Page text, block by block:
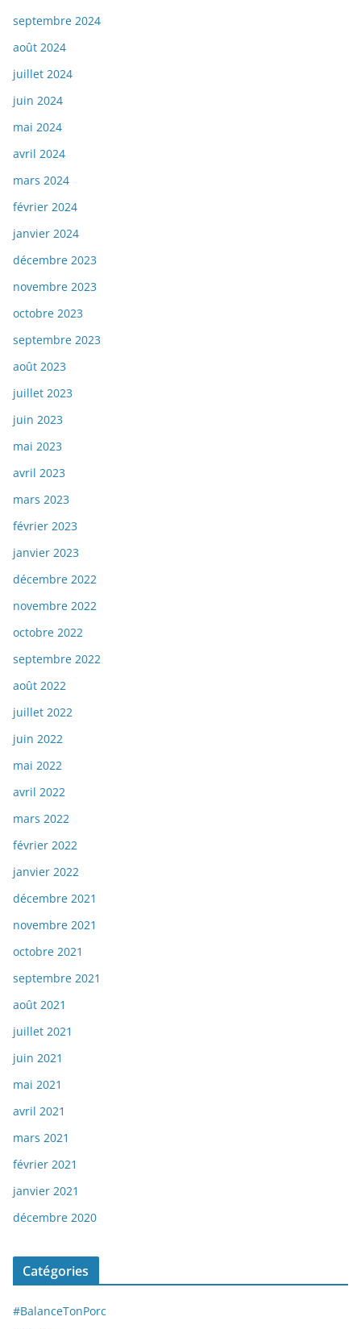
septembre 2024
août 2024
juillet 2024
juin 2024
mai 2024
avril 2024
mars 2024
février 2024
janvier 2024
décembre 2023
novembre 2023
octobre 2023
septembre 2023
août 2023
juillet 2023
juin 2023
mai 2023
avril 2023
mars 2023
février 2023
janvier 2023
décembre 2022
novembre 2022
octobre 2022
septembre 2022
août 2022
juillet 2022
juin 2022
mai 2022
avril 2022
mars 2022
février 2022
janvier 2022
décembre 2021
novembre 2021
octobre 2021
septembre 2021
août 2021
juillet 2021
juin 2021
mai 2021
avril 2021
mars 2021
février 2021
janvier 2021
décembre 2020
Catégories
#BalanceTonPorc